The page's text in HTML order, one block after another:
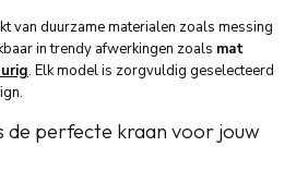
van duurzame materialen zoals messing
in trendy afwerkingen zoals mat
. Elk model is zorgvuldig geselecteerd
de perfecte kraan voor jouw